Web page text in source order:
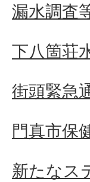
漏水調査
下八箇荘
街頭緊急
門真市保
新たなス